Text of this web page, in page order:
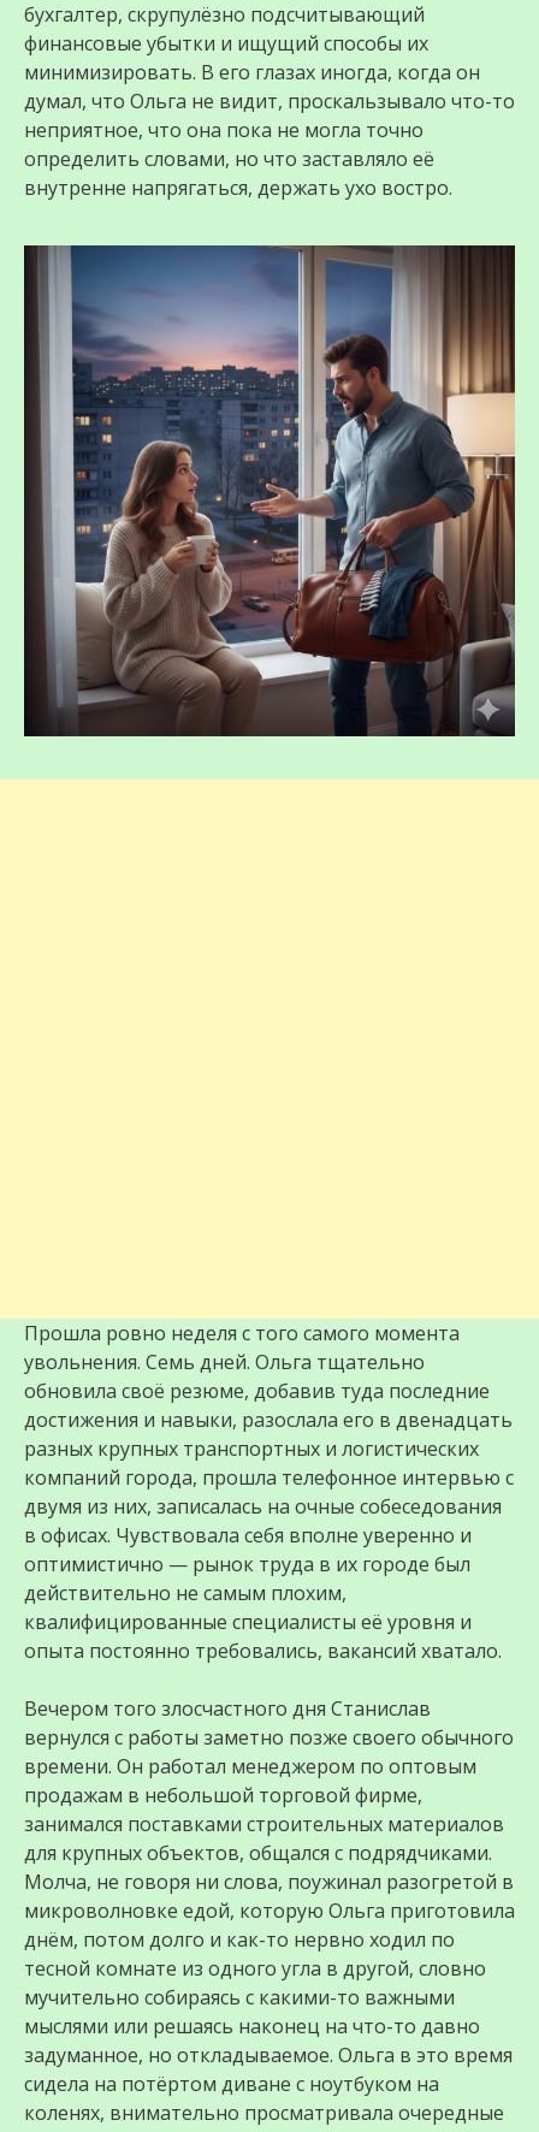
бухгалтер, скрупулёзно подсчитывающий
финансовые убытки и ищущий способы их
минимизировать. В его глазах иногда, когда он
думал, что Ольга не видит, проскальзывало что-то
неприятное, что она пока не могла точно
определить словами, но что заставляло её
внутренне напрягаться, держать ухо востро.
Прошла ровно неделя с того самого момента
увольнения. Семь дней. Ольга тщательно
обновила своё резюме, добавив туда последние
достижения и навыки, разослала его в двенадцать
разных крупных транспортных и логистических
компаний города, прошла телефонное интервью с
двумя из них, записалась на очные собеседования
в офисах. Чувствовала себя вполне уверенно и
оптимистично — рынок труда в их городе был
действительно не самым плохим,
квалифицированные специалисты её уровня и
опыта постоянно требовались, вакансий хватало.
Вечером того злосчастного дня Станислав
вернулся с работы заметно позже своего обычного
времени. Он работал менеджером по оптовым
продажам в небольшой торговой фирме,
занимался поставками строительных материалов
для крупных объектов, общался с подрядчиками.
Молча, не говоря ни слова, поужинал разогретой в
микроволновке едой, которую Ольга приготовила
днём, потом долго и как-то нервно ходил по
тесной комнате из одного угла в другой, словно
мучительно собираясь с какими-то важными
мыслями или решаясь наконец на что-то давно
задуманное, но откладываемое. Ольга в это время
сидела на потёртом диване с ноутбуком на
коленях, внимательно просматривала очередные